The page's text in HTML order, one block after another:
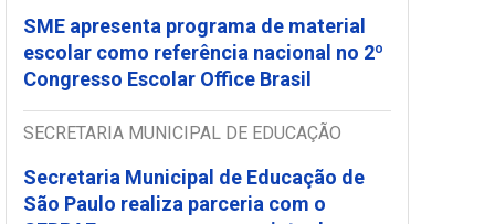
SME apresenta programa de material
escolar como referência nacional no 2º
Congresso Escolar Office Brasil
SECRETARIA MUNICIPAL DE EDUCAÇÃO
Secretaria Municipal de Educação de
São Paulo realiza parceria com o